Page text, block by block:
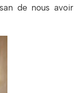
de nous avoir